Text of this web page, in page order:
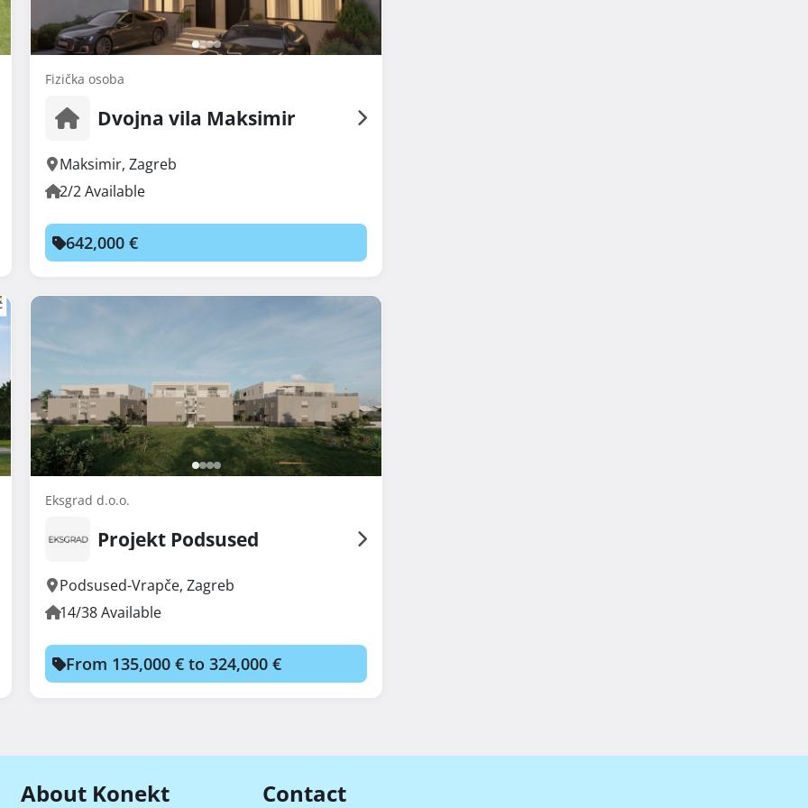
Fizička osoba
Dvojna vila Maksimir
Maksimir, Zagreb
2/2 Available
642,000 €
Eksgrad d.o.o.
Projekt Podsused
Podsused-Vrapče, Zagreb
14/38 Available
From 135,000 € to 324,000 €
About Konekt Contact